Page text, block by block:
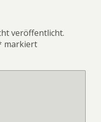
veröffentlicht.
markiert